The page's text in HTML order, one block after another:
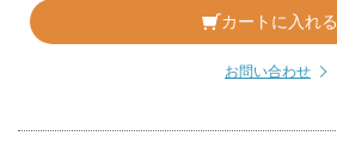
カートに入れる
お問い合わせ